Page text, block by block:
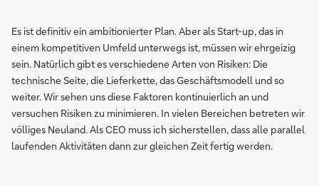
Es ist definitiv ein ambitionierter Plan. Aber als Start-up, das in
einem kompetitiven Umfeld unterwegs ist, müssen wir ehrgeizig
sein. Natürlich gibt es verschiedene Arten von Risiken: Die
technische Seite, die Lieferkette, das Geschäftsmodell und so
weiter. Wir sehen uns diese Faktoren kontinuierlich an und
versuchen Risiken zu minimieren. In vielen Bereichen betreten wir
völliges Neuland. Als CEO muss ich sicherstellen, dass alle parallel
laufenden Aktivitäten dann zur gleichen Zeit fertig werden.